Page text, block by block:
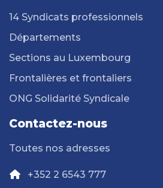
14 Syndicats professionnels
Départements
Sections au Luxembourg
Frontalières et frontaliers
ONG Solidarité Syndicale
Contactez-nous
Toutes nos adresses
+352 2 6543 777